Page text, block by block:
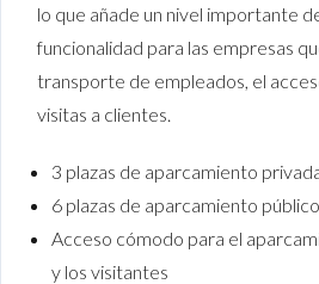
lo que añade un nivel importante
funcionalidad para las empresas
transporte de empleados, el
visitas a clientes.
3 plazas de aparcamiento
6 plazas de aparcamiento público
Acceso cómodo para el
y los visitantes